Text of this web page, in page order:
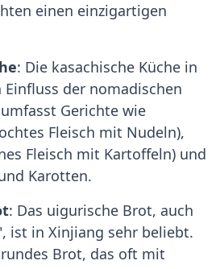
einen einzigartigen
: Die kasachische Küche in
der nomadischen
Gerichte wie
Fleisch mit Nudeln),
Fleisch mit Kartoffeln) und
Karotten.
: Das uigurische Brot, auch
ist in Xinjiang sehr beliebt.
Brot, das oft mit